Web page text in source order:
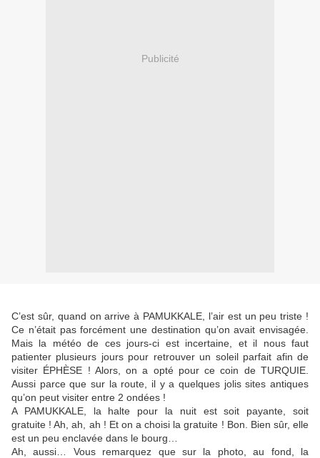
Publicité
C’est sûr, quand on arrive à PAMUKKALE, l’air est un peu triste !
Ce n’était pas forcément une destination qu’on avait envisagée.
Mais la météo de ces jours-ci est incertaine, et il nous faut
patienter plusieurs jours pour retrouver un soleil parfait afin de
visiter ÉPHÈSE ! Alors, on a opté pour ce coin de TURQUIE.
Aussi parce que sur la route, il y a quelques jolis sites antiques
qu’on peut visiter entre 2 ondées !
A PAMUKKALE, la halte pour la nuit est soit payante, soit
gratuite ! Ah, ah, ah ! Et on a choisi la gratuite ! Bon. Bien sûr, elle
est un peu enclavée dans le bourg…
Ah, aussi… Vous remarquez que sur la photo, au fond, la